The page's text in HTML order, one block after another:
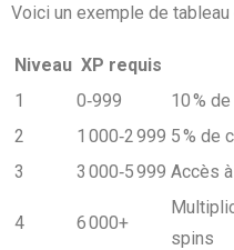
Voici un exemple de
Niveau XP requis
1
0‑999
10 %
2
1 000‑2 999 5 % de
3
3 000‑5 999 Accès
4 6 000+
spins